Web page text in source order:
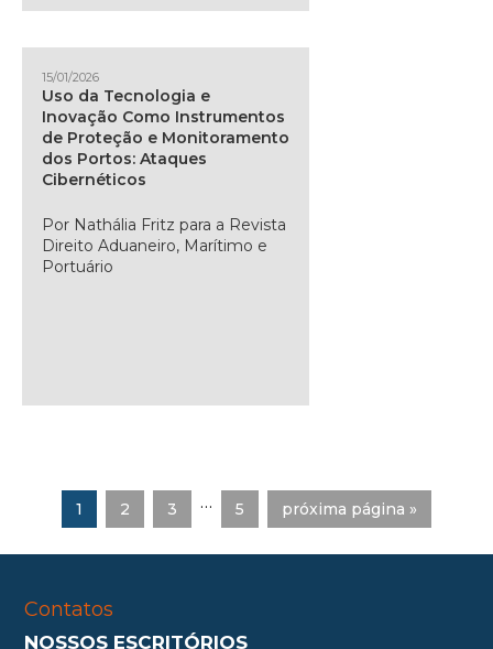
15/01/2026
Uso da Tecnologia e
Inovação Como Instrumentos
de Proteção e Monitoramento
dos Portos: Ataques
Cibernéticos
Por Nathália Fritz para a Revista
Direito Aduaneiro, Marítimo e
Portuário
1 2 3 … 5 próxima página »
Contatos
NOSSOS ESCRITÓRIOS